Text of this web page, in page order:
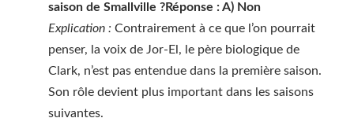
saison de Smallville ?Réponse : A) Non
Explication : Contrairement à ce que l’on pourrait
penser, la voix de Jor-El, le père biologique de
Clark, n’est pas entendue dans la première saison.
Son rôle devient plus important dans les saisons
suivantes.